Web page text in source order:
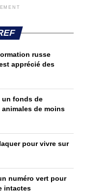
russe
apprécié des
un fonds de
de moins
pour vivre sur
numéro vert pour
intactes